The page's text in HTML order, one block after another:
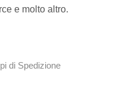
e molto altro.
di Spedizione